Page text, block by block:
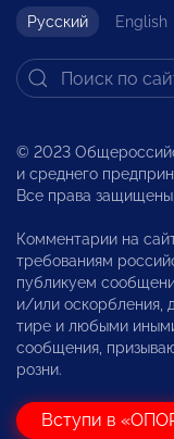
Русский English
© 2023
и среднего
Все права защищены.
Комментарии на
требованиям
публикуем
и/или оскорбления,
тире и любыми
сообщения,
розни.
Вступи в